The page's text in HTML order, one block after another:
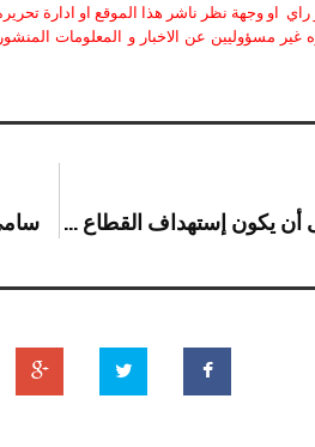
او وجهة نظر ناشر هذا الموقع او ادارة
غير مسؤوليين عن الاخبار و المعلومات
يكون إستهداف القطاع ...